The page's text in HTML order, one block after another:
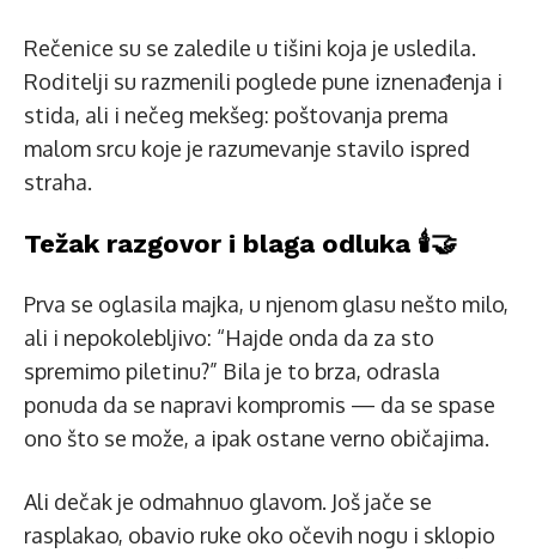
Rečenice su se zaledile u tišini koja je usledila.
Roditelji su razmenili poglede pune iznenađenja i
stida, ali i nečeg mekšeg: poštovanja prema
malom srcu koje je razumevanje stavilo ispred
straha.
Težak razgovor i blaga odluka 🕯️🤝
Prva se oglasila majka, u njenom glasu nešto milo,
ali i nepokolebljivo: “Hajde onda da za sto
spremimo piletinu?” Bila je to brza, odrasla
ponuda da se napravi kompromis — da se spase
ono što se može, a ipak ostane verno običajima.
Ali dečak je odmahnuo glavom. Još jače se
rasplakao, obavio ruke oko očevih nogu i sklopio